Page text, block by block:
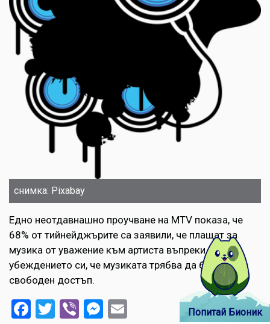
снимка: Pixabay
Едно неотдавнашно проучване на MTV показа, че
68% от тийнейджърите са заявили, че плащат за
музика от уважение към артиста въпреки
убеждението си, че музиката трябва да бъде със
свободен достъп.
Facebook
Twitter
ViberMessengerПопитай Бионик